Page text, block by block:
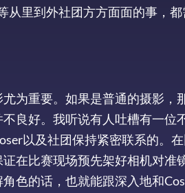
里到外社团方方面面的事，都
为重要。如果是普通的摄影
良好。我听说有人吐槽有一位
以及社团保持紧密联系的。
在比赛现场预先架好相机对准
色的话，也就能跟深入地和